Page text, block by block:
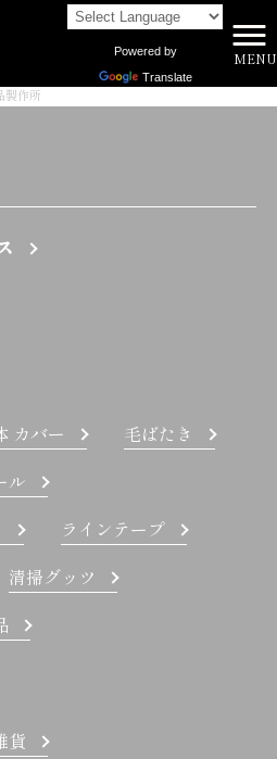
Powered by
Translate
MENU
製作所
カバー
毛ばたき
ル
ラインテープ
清掃グッツ
貨